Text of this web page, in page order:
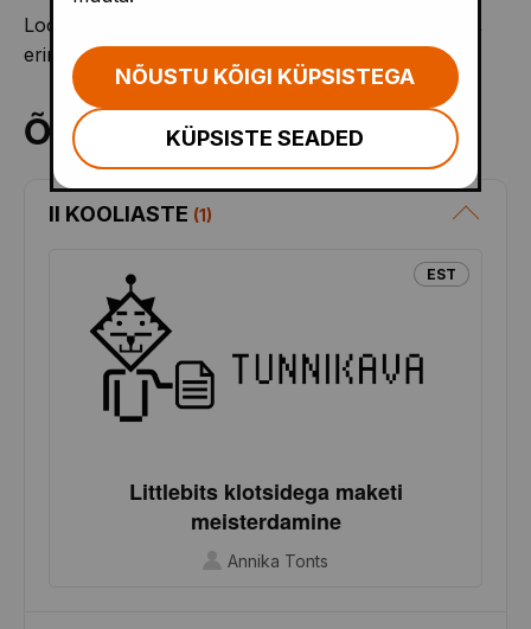
Loov mõtlemine, eluliste probleemide lahendamine,
erinevate lahenduste genereerimine.
Õppematerjalid
II KOOLIASTE (1)
EST
Littlebits klotsidega maketi
meisterdamine
Annika Tonts
NÕUSTU KÕIGI KÜPSISTEGA
KÜPSISTE SEADED